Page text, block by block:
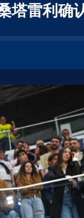
雷利确